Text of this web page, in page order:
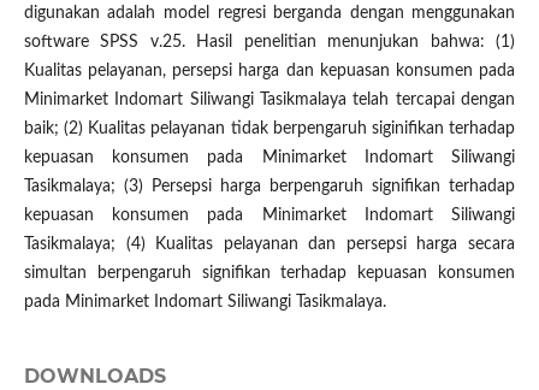
digunakan adalah model regresi berganda dengan menggunakan
software SPSS v.25. Hasil penelitian menunjukan bahwa: (1)
Kualitas pelayanan, persepsi harga dan kepuasan konsumen pada
Minimarket Indomart Siliwangi Tasikmalaya telah tercapai dengan
baik; (2) Kualitas pelayanan tidak berpengaruh siginifikan terhadap
kepuasan konsumen pada Minimarket Indomart Siliwangi
Tasikmalaya; (3) Persepsi harga berpengaruh signifikan terhadap
kepuasan konsumen pada Minimarket Indomart Siliwangi
Tasikmalaya; (4) Kualitas pelayanan dan persepsi harga secara
simultan berpengaruh signifikan terhadap kepuasan konsumen
pada Minimarket Indomart Siliwangi Tasikmalaya.
DOWNLOADS